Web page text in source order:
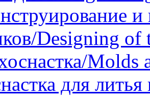
и
Designing of
Molds
для литья